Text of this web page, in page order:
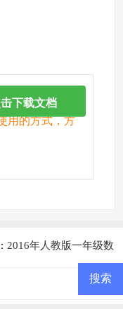
用的方式，方
下载文档
2016年人教版一年级数